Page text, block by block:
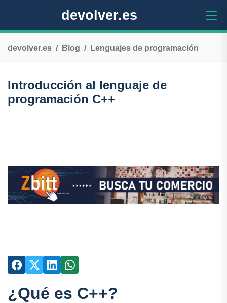
devolver.es
devolver.es Blog Lenguajes de programación
Introducción al lenguaje de
programación C++
¿Qué es C++?